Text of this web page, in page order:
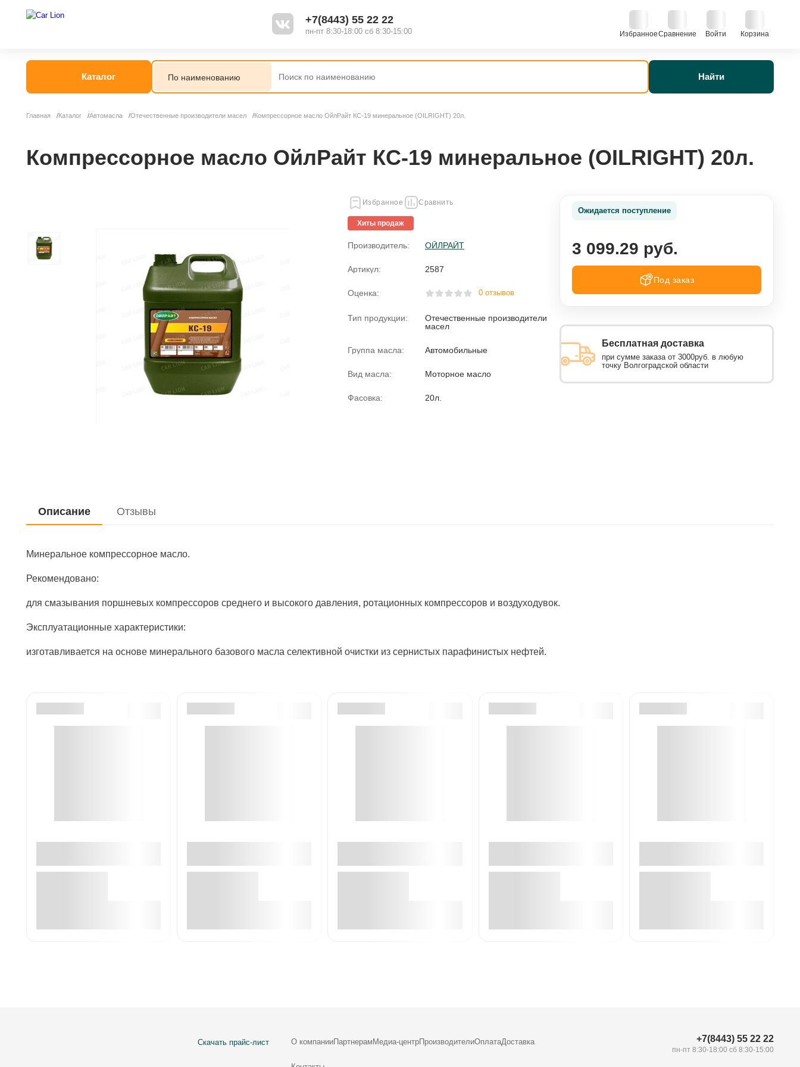
+7(8443) 55 22 22
пн-пт 8:30-18:00 сб 8:30-15:00 ИзбранноеСравнение Войти Корзина
Каталог Найти
Главная Каталог Автомасла Отечественные производители масел Компрессорное масло ОйлРайт КС-19 минеральное (OILRIGHT) 20л.
Компрессорное масло ОйлРайт КС-19 минеральное (OILRIGHT) 20л.
Избранное Сравнить
Хиты продаж
Производитель: ОЙЛРАЙТ
Артикул: 2587
Оценка: 0 отзывов
Тип продукции:
Отечественные производители
масел
Группа масла: Автомобильные
Вид масла: Моторное масло
Фасовка: 20л.
Ожидается поступление
3 099.29 руб.
Под заказ
Бесплатная доставка
при сумме заказа от 3000руб. в любую
точку Волгоградской области
Описание Отзывы
Минеральное компрессорное масло.
Рекомендовано:
для смазывания поршневых компрессоров среднего и высокого давления, ротационных компрессоров и воздуходувок.
Эксплуатационные характеристики:
изготавливается на основе минерального базового масла селективной очистки из сернистых парафинистых нефтей.
Скачать прайс-лист О компанииПартнерам Медиа-центрПроизводителиОплатаДоставка +7(8443) 55 22 22
пн-пт 8:30-18:00 сб 8:30-15:00